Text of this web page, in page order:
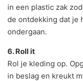
in een plastic zak
de ontdekking dat je
ondergaan.
6. Roll it
Rol je kleding op.
in beslag en kreukt